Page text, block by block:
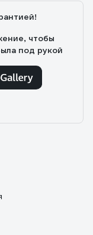
чтобы
под рукой